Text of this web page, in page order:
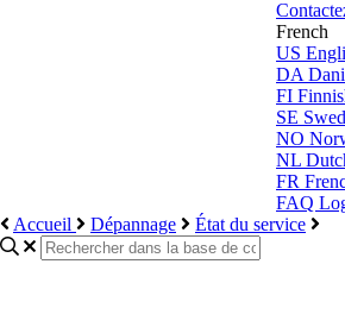
French
US
DA
FI
SE
NO
NL
FR
FAQ
Accueil
Dépannage État du service